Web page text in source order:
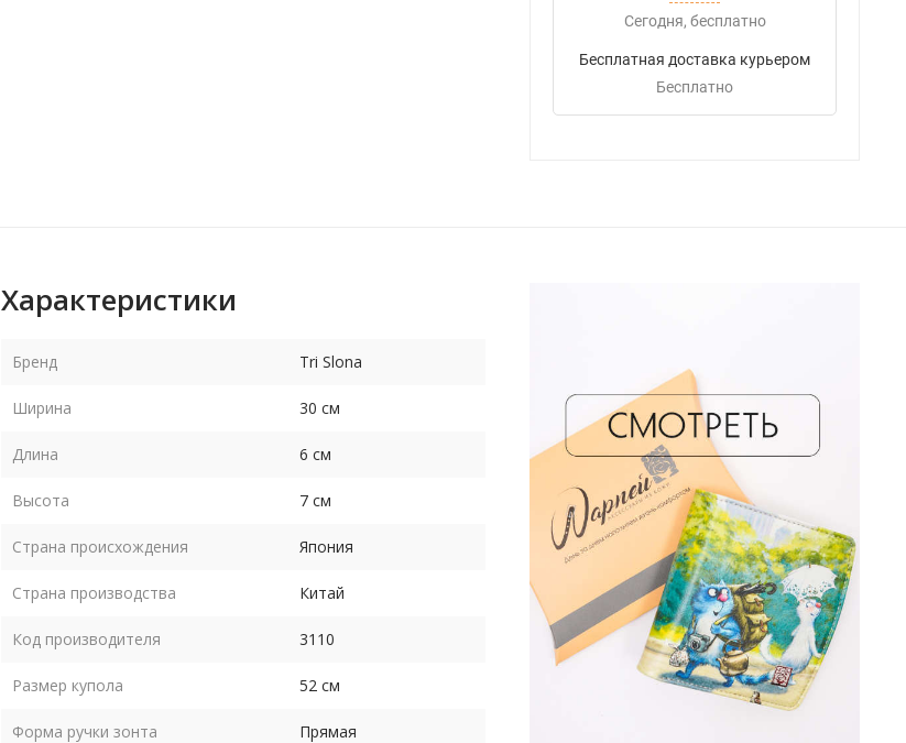
Сегодня
Бесплатно
Бесплатная доставка курьером
Бесплатно
Характеристики
Бренд Tri Slona
Ширина 30 см
Длина 6 см
Высота 7 см
Страна происхождения Япония
Страна производства Китай
Код производителя 3110
Размер купола 52 см
Форма ручки зонта Прямая